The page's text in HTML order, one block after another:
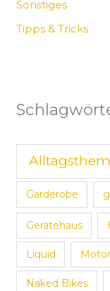
Sonstiges
Tipps & Tricks
Garderobe
Gerätehaus
Liquid
Naked Bikes